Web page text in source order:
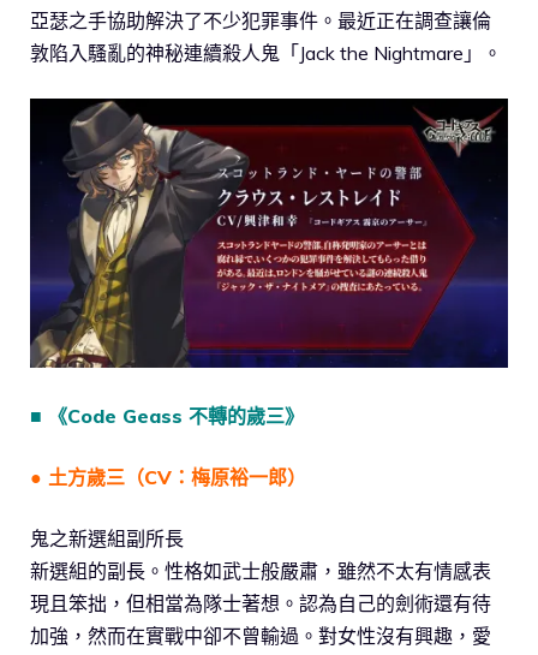
亞瑟之手協助解決了不少犯罪事件。最近正在調查讓倫
敦陷入騷亂的神秘連續殺人鬼「Jack the Nightmare」。
■ 《Code Geass 不轉的歲三》
● 土方歲三（CV：梅原裕一郎）
鬼之新選組副所長
新選組的副長。性格如武士般嚴肅，雖然不太有情感表
現且笨拙，但相當為隊士著想。認為自己的劍術還有待
加強，然而在實戰中卻不曾輸過。對女性沒有興趣，愛